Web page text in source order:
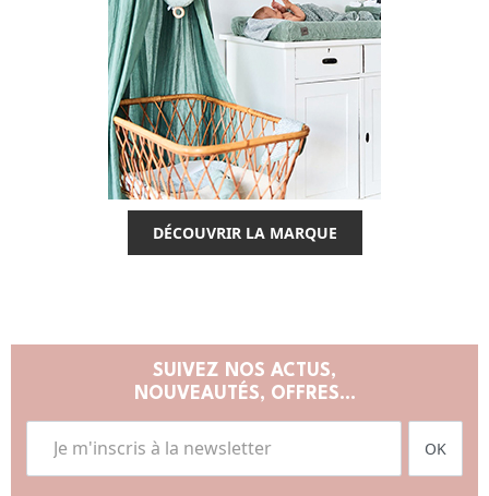
DÉCOUVRIR LA MARQUE
SUIVEZ NOS ACTUS,
NOUVEAUTÉS, OFFRES...
OK